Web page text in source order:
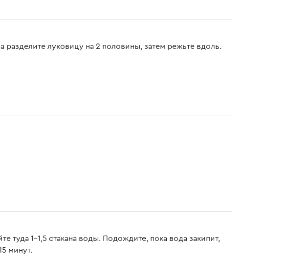
луковицу на 2 половины, затем режьте вдоль.
туда 1-1,5 стакана воды. Подождите, пока вода закипит,
минут.